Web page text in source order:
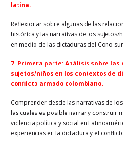
latina.
Reflexionar sobre algunas de las
histórica y las narrativas de los sujetos/
en medio de las dictaduras del Cono
7. Primera parte: Análisis sobre las
sujetos/niños en los contextos de
conflicto armado colombiano.
Comprender desde las narrativas de
las cuales es posible narrar y construir
violencia política y social en
experiencias en la dictadura y el